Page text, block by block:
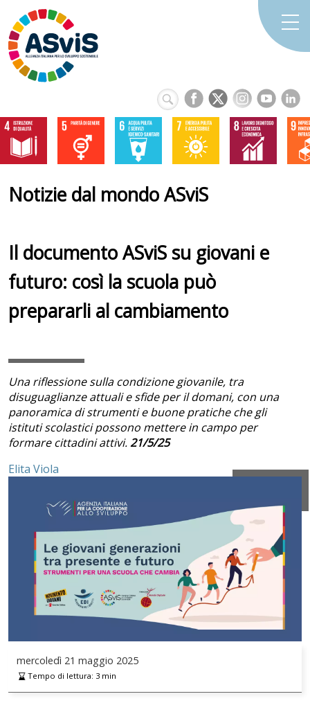
Notizie dal mondo ASviS
Il documento ASviS su giovani e
futuro: così la scuola può
prepararli al cambiamento
Una riflessione sulla condizione giovanile, tra
disuguaglianze attuali e sfide per il domani, con una
panoramica di strumenti e buone pratiche che gli
istituti scolastici possono mettere in campo per
formare cittadini attivi.21/5/25
Elita Viola
mercoledì 21 maggio 2025
Tempo di lettura: 3min